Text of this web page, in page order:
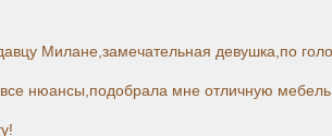
Милане,замечательная девушка,по
нюансы,подобрала мне отличную